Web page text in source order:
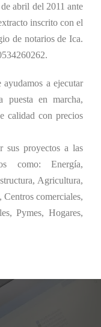
abril del 2011 ante
inscrito con el
de notarios de Ica.
ayudamos a ejecutar
puesta en marcha,
calidad con precios
sus proyectos a las
como: Energía,
Agricultura,
Centros comerciales,
Pymes, Hogares,